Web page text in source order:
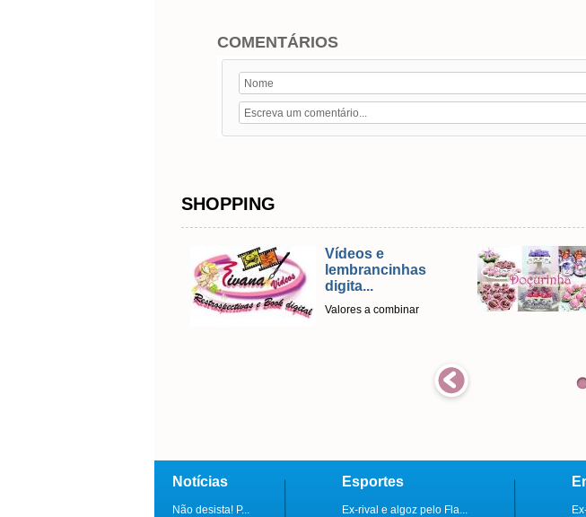
COMENTÁRIOS
SHOPPING
Vídeos e
lembrancinhas
digita...
Valores a combinar
Notícias
Não desista! P...
Esportes
Ex-rival e algoz pelo Fla...